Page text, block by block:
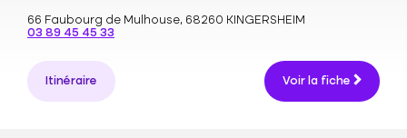
66 Faubourg de Mulhouse, 68260 KINGERSHEIM
03 89 45 45 33
Itinéraire Voir la fiche